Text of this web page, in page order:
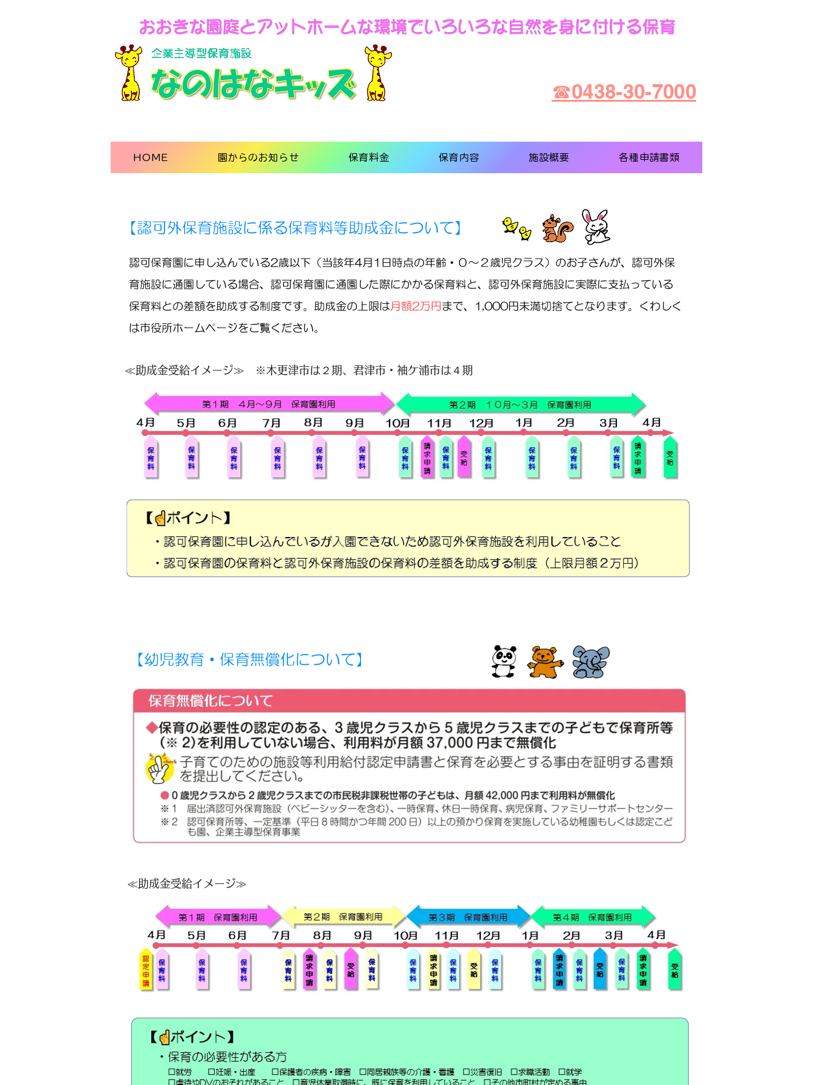
☎0438-30-7000
HOME 園からのお知らせ 保育料金 保育内容 施設概要 各種申請書類
​【認可外保育施設に係る保育料等助成金について】
認可保育園に申し込んでいる2歳以下（当該年4月1日時点の年齢・０～２歳児クラス）のお子さんが、認可外保
育施設に通園している場合、認可保育園に通園した際にかかる保育料と、認可外保育施設に実際に支払っている
保育料との差額を助成する制度です。助成金の上限は月額2万円 まで、1,000円未満切捨てとなります。くわしく
は市役所ホームページをご覧ください。
​≪助成金受給イメージ≫ ※木更津市は２期、君津市・袖ケ浦市は４期
​【幼児教育・保育無償化について】
​≪助成金受給イメージ≫